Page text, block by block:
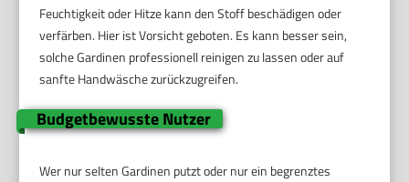
Feuchtigkeit oder Hitze kann den Stoff beschädigen oder
verfärben. Hier ist Vorsicht geboten. Es kann besser sein,
solche Gardinen professionell reinigen zu lassen oder auf
sanfte Handwäsche zurückzugreifen.
Budgetbewusste Nutzer
Wer nur selten Gardinen putzt oder nur ein begrenztes